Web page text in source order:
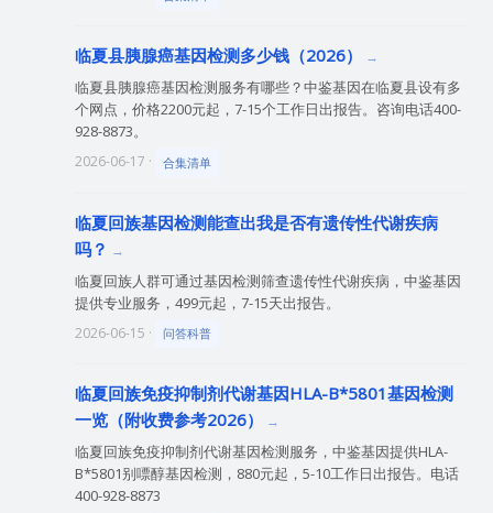
临夏县胰腺癌基因检测多少钱（2026）
临夏县胰腺癌基因检测服务有哪些？中鉴基因在临夏县设有多
个网点，价格2200元起，7-15个工作日出报告。咨询电话400-
928-8873。
2026-06-17 · 合集清单
临夏回族基因检测能查出我是否有遗传性代谢疾病
吗？
临夏回族人群可通过基因检测筛查遗传性代谢疾病，中鉴基因
提供专业服务，499元起，7-15天出报告。
2026-06-15 · 问答科普
临夏回族免疫抑制剂代谢基因HLA-B*5801基因检测
一览（附收费参考2026）
临夏回族免疫抑制剂代谢基因检测服务，中鉴基因提供HLA-
B*5801别嘌醇基因检测，880元起，5-10工作日出报告。电话
400-928-8873